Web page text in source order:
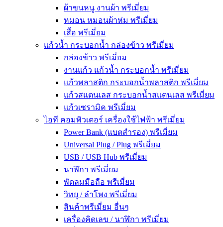
ผ้าขนหนู งานผ้า พรีเมี่ยม
หมอน หมอนผ้าห่ม พรีเมี่ยม
เสื้อ พรีเมี่ยม
แก้วน้ำ กระบอกน้ำ กล่องข้าว พรีเมี่ยม
กล่องข้าว พรีเมี่ยม
งานแก้ว แก้วน้ำ กระบอกน้ำ พรีเมี่ยม
แก้วพลาสติก กระบอกน้ำพลาสติก พรีเมี่ยม
แก้วสแตนเลส กระบอกน้ำสแตนเลส พรีเมี่ยม
แก้วเซรามิค พรีเมี่ยม
ไอที คอมพิวเตอร์ เครื่องใช้ไฟฟ้า พรีเมี่ยม
Power Bank (แบตสำรอง) พรีเมี่ยม
Universal Plug / Plug พรีเมี่ยม
USB / USB Hub พรีเมี่ยม
นาฬิกา พรีเมี่ยม
พัดลมมือถือ พรีเมี่ยม
วิทยุ / ลำโพง พรีเมี่ยม
สินค้าพรีเมี่ยม อื่นๆ
เครื่องคิดเลข / นาฬิกา พรีเมี่ยม